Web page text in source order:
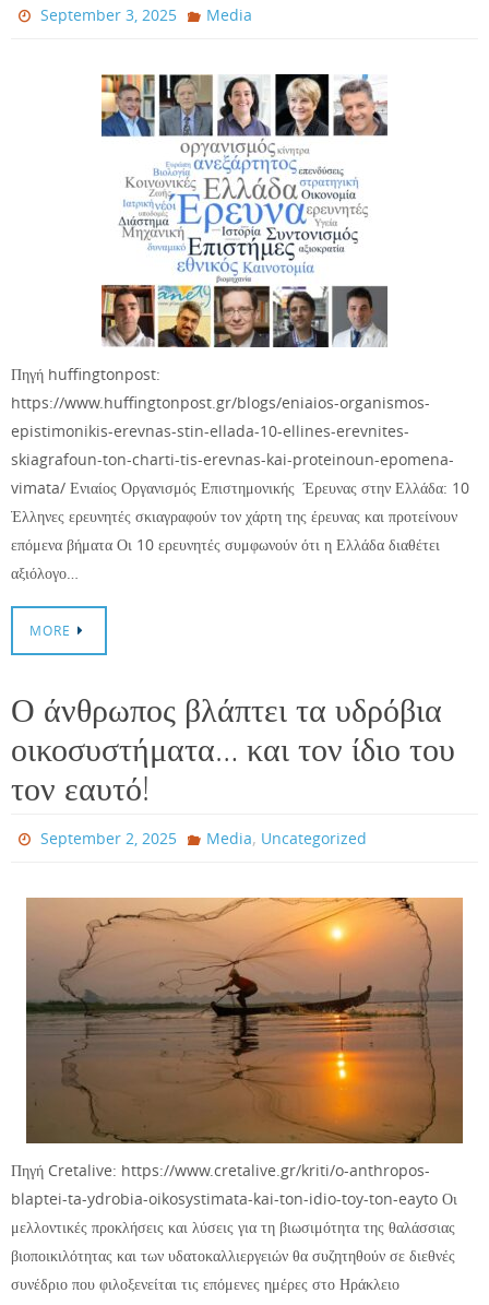
September 3, 2025 Media
Πηγή huffingtonpost:
https://www.huffingtonpost.gr/blogs/eniaios-organismos-
epistimonikis-erevnas-stin-ellada-10-ellines-erevnites-
skiagrafoun-ton-charti-tis-erevnas-kai-proteinoun-epomena-
vimata/ Ενιαίος Οργανισμός Επιστημονικής Έρευνας στην Ελλάδα: 10
Έλληνες ερευνητές σκιαγραφούν τον χάρτη της έρευνας και προτείνουν
επόμενα βήματα Οι 10 ερευνητές συμφωνούν ότι η Ελλάδα διαθέτει
αξιόλογο…
MORE
Ο άνθρωπος βλάπτει τα υδρόβια
οικοσυστήματα… και τον ίδιο του
τον εαυτό!
September 2, 2025 Media, Uncategorized
Πηγή Cretalive: https://www.cretalive.gr/kriti/o-anthropos-
blaptei-ta-ydrobia-oikosystimata-kai-ton-idio-toy-ton-eayto Οι
μελλοντικές προκλήσεις και λύσεις για τη βιωσιμότητα της θαλάσσιας
βιοποικιλότητας και των υδατοκαλλιεργειών θα συζητηθούν σε διεθνές
συνέδριο που φιλοξενείται τις επόμενες ημέρες στο Ηράκλειο